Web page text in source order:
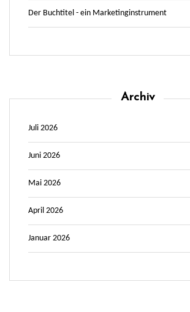
Der Buchtitel - ein Marketinginstrument
Archiv
Juli 2026
Juni 2026
Mai 2026
April 2026
Januar 2026